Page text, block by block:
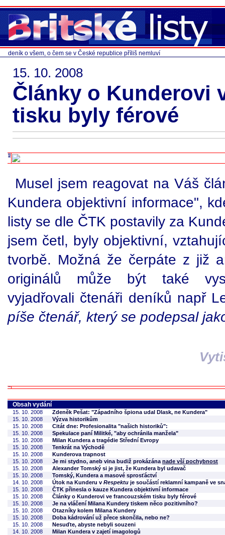
deník o všem, o čem se v České republice příliš nemluví
15. 10. 2008
Články o Kunderovi
tisku byly férové
Musel jsem reagovat na Váš
Kundera objektivní informace",
listy se dle ČTK postavily za
jsem četl, byly objektivní,
tvorbě. Možná že čerpáte z již
originálů může být také
vyjadřovali čtenáři deníků např
píše čtenář, který se podepsal
Obsah vydání
15. 10. 2008
Zdeněk Pešat: "Západního špiona udal Dlask, ne Kundera"
15. 10. 2008
Výzva historikům
15. 10. 2008
Citát dne: Profesionalita "našich historiků":
15. 10. 2008
Spekulace paní Militké, "aby ochránila manžela"
15. 10. 2008
Milan Kundera a tragédie Střední Evropy
15. 10. 2008
Tenkrát na Východě
15. 10. 2008
Kunderova trapnost
15. 10. 2008
Je mi stydno, aneb vina budiž prokázána nade vší pochybnost
15. 10. 2008
Alexander Tomský si je jist, že Kundera byl udavač
15. 10. 2008
Tomský, Kundera a masové sprosťáctví
14. 10. 2008
Útok na Kunderu v Respektu je součástí reklamní kampaně ve
15. 10. 2008
ČTK přinesla o kauze Kundera objektivní informace
15. 10. 2008
Články o Kunderovi ve francouzském tisku byly férové
15. 10. 2008
Je na vláčení Milana Kundery tiskem něco pozitivního?
15. 10. 2008
Otazníky kolem Milana Kundery
15. 10. 2008
Doba kádrování už přece skončila, nebo ne?
15. 10. 2008
Nesuďte, abyste nebyli souzeni
14. 10. 2008
Milan Kundera v zajetí imagologů